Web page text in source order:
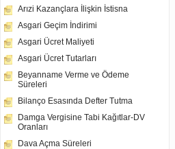
Arızi Kazançlara İlişkin İstisna
Asgari Geçim İndirimi
Asgari Ücret Maliyeti
Asgari Ücret Tutarları
Beyanname Verme ve Ödeme
Süreleri
Bilanço Esasında Defter Tutma
Damga Vergisine Tabi Kağıtlar-DV
Oranları
Dava Açma Süreleri